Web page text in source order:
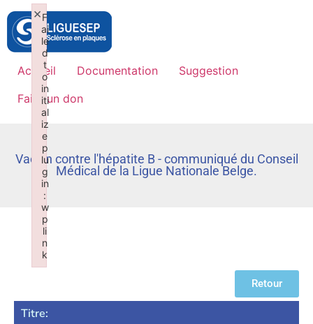
Accueil Documentation
Suggestion
Faire un don
Vaccin contre l'hépatite B - communiqué du Conseil
Médical de la Ligue Nationale Belge.
Retour
Titre:
F
ai
le
d
t
o
in
iti
al
iz
e
p
lu
g
in
:
w
p
li
n
k
×
Failed to initialize plugin: wplink